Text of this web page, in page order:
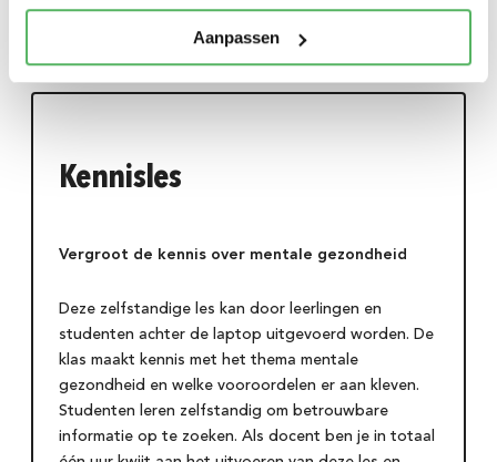
Aanpassen Word supporter
Kennisles
Vergroot de kennis over mentale gezondheid
Deze zelfstandige les kan door leerlingen en
studenten achter de laptop uitgevoerd worden. De
klas maakt kennis met het thema mentale
gezondheid en welke vooroordelen er aan kleven.
Studenten leren zelfstandig om betrouwbare
informatie op te zoeken. Als docent ben je in totaal
lees hier onze privacy verklaring
Meld je aan!
> Ga verder zonder je aan te melden